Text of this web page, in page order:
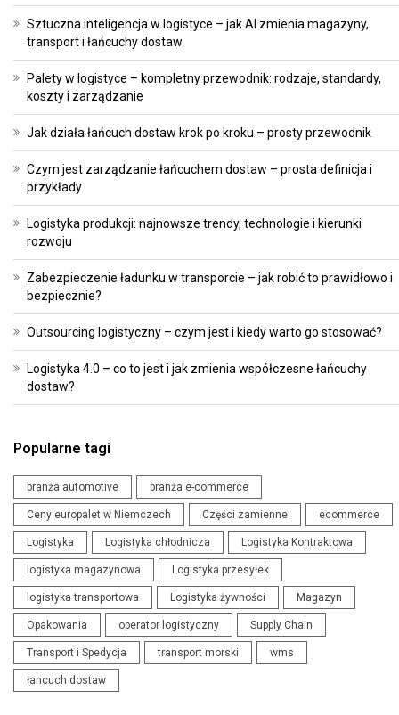
Sztuczna inteligencja w logistyce – jak AI zmienia magazyny,
transport i łańcuchy dostaw
Palety w logistyce – kompletny przewodnik: rodzaje, standardy,
koszty i zarządzanie
Jak działa łańcuch dostaw krok po kroku – prosty przewodnik
Czym jest zarządzanie łańcuchem dostaw – prosta definicja i
przykłady
Logistyka produkcji: najnowsze trendy, technologie i kierunki
rozwoju
Zabezpieczenie ładunku w transporcie – jak robić to prawidłowo i
bezpiecznie?
Outsourcing logistyczny – czym jest i kiedy warto go stosować?
Logistyka 4.0 – co to jest i jak zmienia współczesne łańcuchy
dostaw?
Popularne tagi
branża automotive branża e-commerce
Ceny europalet w Niemczech Części zamienne ecommerce
Logistyka Logistyka chłodnicza Logistyka Kontraktowa
logistyka magazynowa Logistyka przesyłek
logistyka transportowa Logistyka żywności Magazyn
Opakowania operator logistyczny Supply Chain
Transport i Spedycja transport morski wms
łancuch dostaw